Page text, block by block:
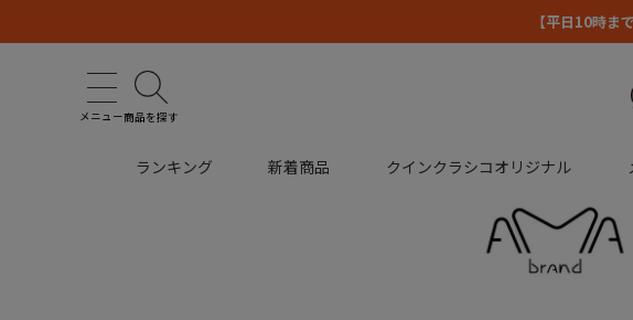
【平日10時ま
メニュー商品を探す
ランキング 新着商品 クインクラシコオリジナル